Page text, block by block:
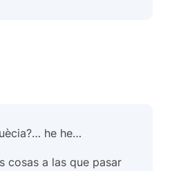
he he…
cosas a las que pasar